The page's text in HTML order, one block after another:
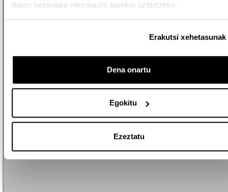
duten bestelako informazio batekin uztartzeko.
Erakutsi xehetasunak
Dena onartu
Egokitu
Ezeztatu